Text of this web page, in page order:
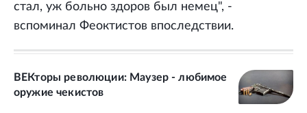
стал, уж больно здоров был немец", -
вспоминал Феоктистов впоследствии.
ВЕКторы революции: Маузер - любимое
оружие чекистов